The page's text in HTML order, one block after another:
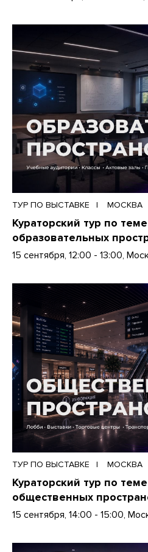
ТУР ПО ВЫСТАВКЕ МОСКВА
Кураторский тур по
образовательных
15 сентября, 12:00 - 13:00,
ТУР ПО ВЫСТАВКЕ МОСКВА
Кураторский тур по
общественных
15 сентября, 14:00 - 15:00,